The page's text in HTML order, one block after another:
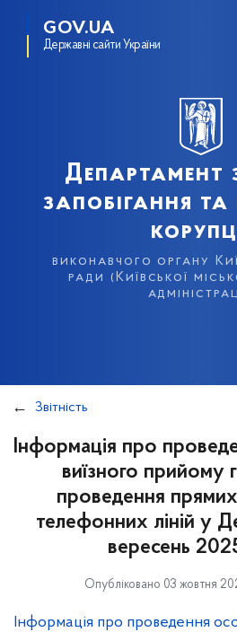
GOV.UA
Державні сайти України
Департамент
запобігання та
виконавчого органу
ради (Київської
Звітність
Інформація про
виїзного прийому
проведення
телефонних ліній у
вересень
Опубліковано 03 жовтня
Інформація про проведення